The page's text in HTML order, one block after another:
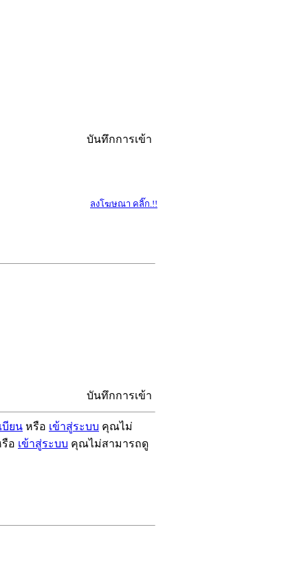
บันทึกการเข้า
ลงโฆษณา คลิ๊ก.!!
บันทึกการเข้า
บียน หรือ เข้าสู่ระบบ คุณไม่
อ เข้าสู่ระบบ คุณไม่สามารถดู